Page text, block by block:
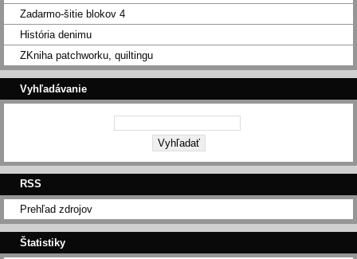
Zadarmo-šitie blokov 4
História denimu
ZKniha patchworku, quiltingu
Vyhľadávanie
RSS
Prehľad zdrojov
Štatistiky